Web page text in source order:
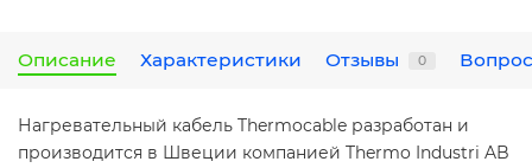
Описание Характеристики Отзывы 0
Нагревательный кабель Thermocable разработан и
производится в Швеции компанией Thermo Industri AB